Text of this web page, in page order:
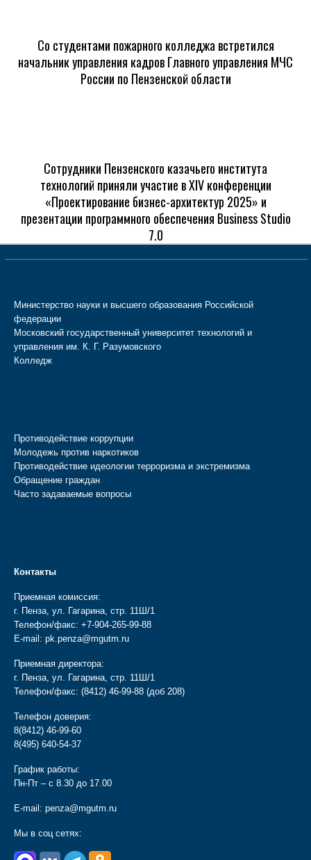
Со студентами пожарного колледжа встретился
начальник управления кадров Главного управления МЧС
России по Пензенской области
Сотрудники Пензенского казачьего института
технологий приняли участие в XIV конференции
«Проектирование бизнес-архитектур 2025» и
презентации программного обеспечения Business Studio
7.0
Министерство науки и высшего образования Российской
федерации
Московский государственный университет технологий и
управления им. К. Г. Разумовского
Колледж
Противодействие коррупции
Молодежь против наркотиков
Противодействие идеологии терроризма и экстремизма
Обращение граждан
Часто задаваемые вопросы
Контакты
Приемная комиссия:
г. Пенза, ул. Гагарина, стр. 11Ш/1
Телефон/факс: +7-904-265-99-88
E-mail: pk.penza@mgutm.ru
Приемная директора:
г. Пенза, ул. Гагарина, стр. 11Ш/1
Телефон/факс: (8412) 46-99-88 (доб 208)
Телефон доверия:
8(8412) 46-99-60
8(495) 640-54-37
График работы:
Пн-Пт – с 8.30 до 17.00
E-mail: penza@mgutm.ru
Мы в соц сетях: